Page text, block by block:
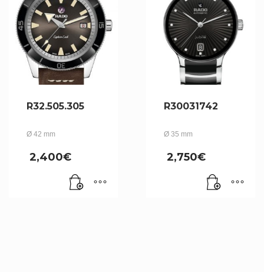
R32.505.305
Ø 42 mm
2,400€
R30031742
Ø 35 mm
2,750€